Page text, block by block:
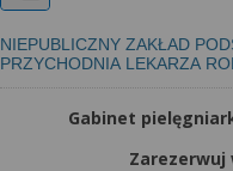
NIEPUBLICZNY ZAKŁAD
PRZYCHODNIA LEKARZA
Gabinet